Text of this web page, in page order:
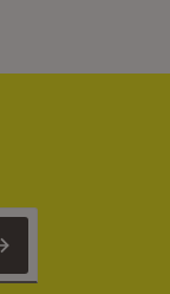
Newsletter